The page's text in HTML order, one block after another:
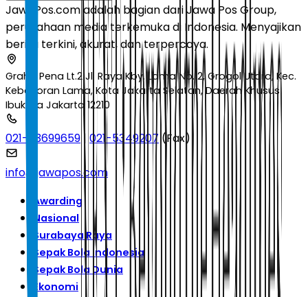
JawaPos.com adalah bagian dari Jawa Pos Group,
perusahaan media terkemuka di Indonesia. Menyajikan
berita terkini, akurat, dan terpercaya.
Graha Pena Lt.2 Jl. Raya Kby. Lama No.12, Grogol Utara, Kec.
Kebayoran Lama, Kota Jakarta Selatan, Daerah Khusus
Ibukota Jakarta 12210
021-53699659| 021-5349207 (Fax)
info@jawapos.com
Awarding
Nasional
Surabaya Raya
Sepak Bola Indonesia
Sepak Bola Dunia
Ekonomi